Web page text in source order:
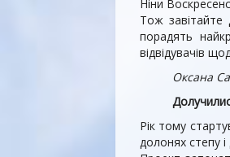
Ніни
Тож завітайте
порадять
відвідувачів
Оксана
Рік тому
долонях степу і